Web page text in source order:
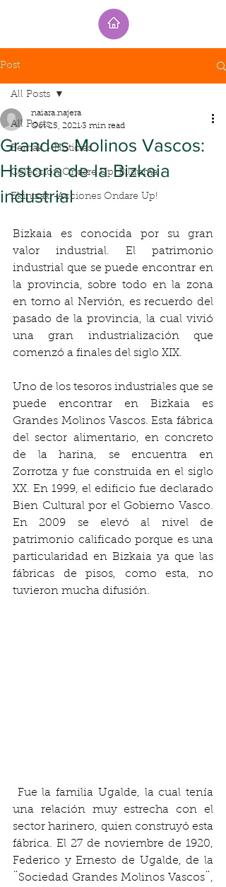
Post
All Posts
Berriak - Noticias
Colección Ondare Up! Bilduma
Ekintzak -Acciones Ondare Up!
All Posts
Grandes Molinos Vascos:
Historia de la Bizkaia
industrial
naiara.najera
Oct 25, 20213 min read
Bizkaia es conocida por su gran
valor industrial. El patrimonio
industrial que se puede encontrar en
la provincia, sobre todo en la zona
en torno al Nervión, es recuerdo del
pasado de la provincia, la cual vivió
una gran industrialización que
comenzó a finales del siglo XIX.
Uno de los tesoros industriales que se
puede encontrar en Bizkaia es
Grandes Molinos Vascos. Esta fábrica
del sector alimentario, en concreto
de la harina, se encuentra en
Zorrotza y fue construida en el siglo
XX. En 1999, el edificio fue declarado
Bien Cultural por el Gobierno Vasco.
En 2009 se elevó al nivel de
patrimonio calificado porque es una
particularidad en Bizkaia ya que las
fábricas de pisos, como esta, no
tuvieron mucha difusión.
una relación muy estrecha con el
sector harinero, quien construyó esta
fábrica. El 27 de noviembre de 1920,
Federico y Ernesto de Ugalde, de la
¨Sociedad Grandes Molinos Vascos¨,